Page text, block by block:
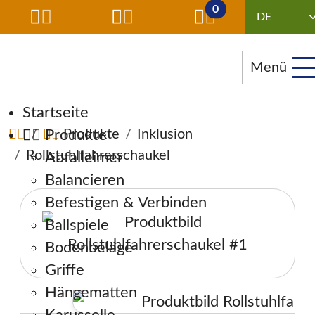
0
Menü
Navigation überspringen
Startseite
Produkte
Abfalleimer
Balancieren
Befestigen & Verbinden
Ballspiele
Bodenbeläge
Griffe
Hängematten
Produkte
Inklusion
Rollstuhlfahrerschaukel